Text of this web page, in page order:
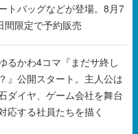
トバッグなどが登場。8月7
間限定で予約販売
るかわ4コマ『まだサ終し
』公開スタート。主人公は
ダイヤ、ゲーム会社を舞台
応する社員たちを描く